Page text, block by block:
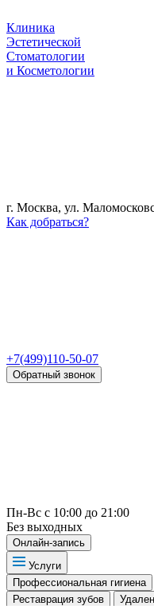
Клиника
Эстетической
Стоматологии
и Косметологии
г. Москва, ул.
Как добраться?
+7(499)110-50-07
Обратный звонок
Пн-Вс с 10:00 до 21:00
Без выходных
Онлайн-запись
Услуги
Профессиональная гигиена
Реставрация зубов